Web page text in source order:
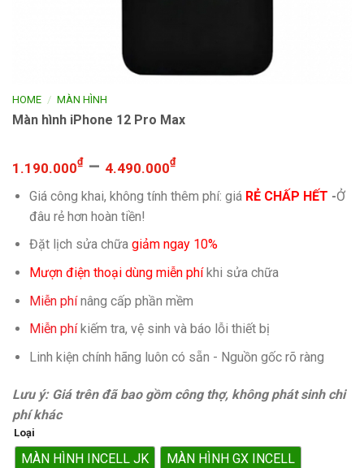
HOME / MÀN HÌNH
Màn hình iPhone 12 Pro Max
1.190.000₫– 4.490.000₫
Giá công khai, không tính thêm phí: giá RẺ CHẤP HẾT -Ở
đâu rẻ hơn hoàn tiền!
Đặt lịch sửa chữa giảm ngay 10%
Mượn điện thoại dùng miễn phíkhi sửa chữa
Miễn phínâng cấp phần mềm
Miễn phíkiếm tra, vệ sinh và báo lỗi thiết bị
Linh kiện chính hãng luôn có sẵn - Nguồn gốc rõ ràng
Lưu ý: Giá trên đã bao gồm công thợ, không phát sinh chi
phí khác
Loại
MÀN HÌNH INCELL JK
MÀN HÌNH GX INCELL